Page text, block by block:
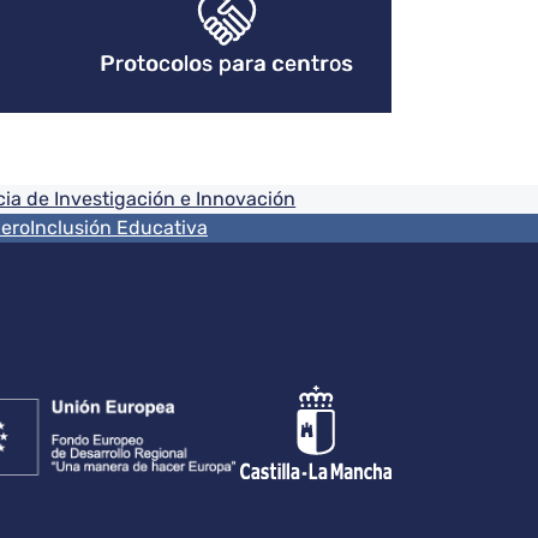
Protocolos para centros
de Investigación e Innovación
Inclusión Educativa